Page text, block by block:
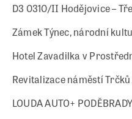
D3 0310/II Hodějovice –
Zámek Týnec, národní
Hotel Zavadilka v
Revitalizace náměstí Trčků
LOUDA AUTO+ PODĚBRADY